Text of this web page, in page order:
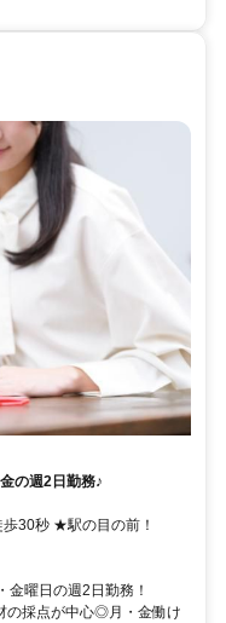
の週2日勤務♪
30秒 ★駅の目の前！
曜日の週2日勤務！
の採点が中心◎月・金働け